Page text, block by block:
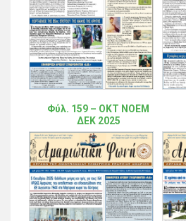
Φύλ. 159 – ΟΚΤ ΝΟΕΜ
ΔΕΚ 2025